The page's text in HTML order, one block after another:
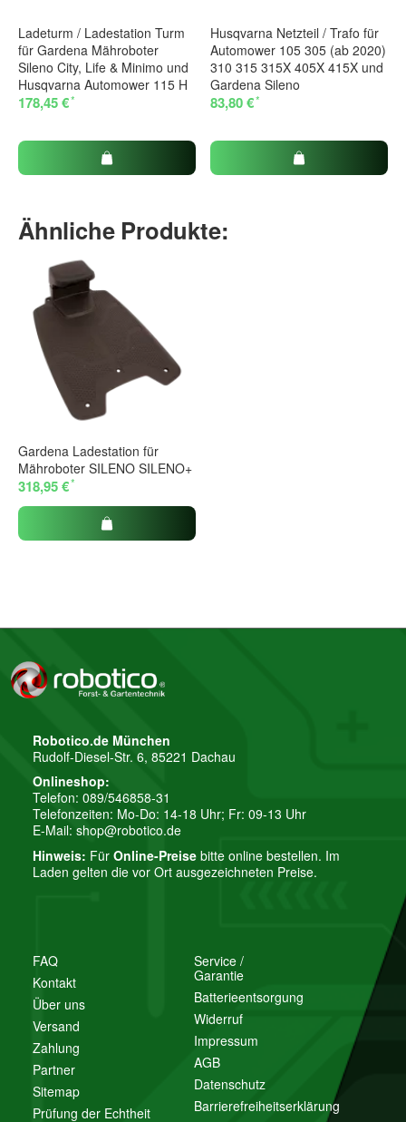
Ladeturm / Ladestation Turm
für Gardena Mähroboter
Sileno City, Life & Minimo und
Husqvarna Automower 115 H
178,45 €*
Husqvarna Netzteil / Trafo für
Automower 105 305 (ab 2020)
310 315 315X 405X 415X und
Gardena Sileno
83,80 €*
Ähnliche Produkte:
Gardena Ladestation für
Mähroboter SILENO SILENO+
318,95 €*
FAQ
Kontakt
Über uns
Versand
Zahlung
Partner
Sitemap
Prüfung der Echtheit
Service /
Garantie
Batterieentsorgung
Widerruf
Impressum
AGB
Datenschutz
Barrierefreiheitserklärung
Robotico.de München
Rudolf-Diesel-Str. 6, 85221 Dachau
Onlineshop:
Telefon: 089/546858-31
Telefonzeiten: Mo-Do: 14-18 Uhr; Fr: 09-13 Uhr
E-Mail: shop@robotico.de
Hinweis: Für Online-Preise bitte online bestellen. Im
Laden gelten die vor Ort ausgezeichneten Preise.